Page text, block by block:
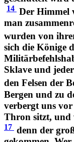
14 Der Himmel
man
wurden von
sich die Könige
Sklave und
den Felsen der
Bergen und zu
verbergt uns vor
Thron sitzt, und
17 denn der